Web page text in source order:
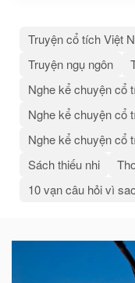
Truyện cổ tích Việt
Truyện ngụ ngôn
Nghe kể chuyện cổ
Nghe kể chuyện cổ
Nghe kể chuyện cổ
Sách thiếu nhi
10 vạn câu hỏi vì
Bài